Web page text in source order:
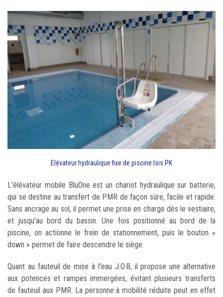
Elévateur hydraulique fixe de piscine Isis PK
L'élévateur mobile BluOne est un chariot hydraulique sur batterie,
qui se destine au transfert de PMR de façon sûre, facile et rapide.
Sans ancrage au sol, il permet une prise en charge dès le vestiaire,
et jusqu'au bord du bassin. Une fois positionné au bord de la
piscine, on actionne le frein de stationnement, puis le bouton «
down » permet de faire descendre le siège.
Quant au fauteuil de mise à l'eau J.O.B, il propose une alternative
aux potences et rampes immergées, évitant plusieurs transferts
de fauteuil aux PMR. La personne à mobilité réduite peut en effet